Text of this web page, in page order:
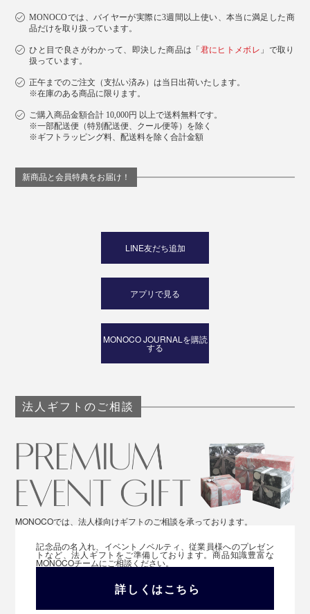
MONOCOでは、バイヤーが実際に3週間以上使い、本当に満足した商
品だけを取り扱っています。
ひと目で良さがわかって、即決した商品は「 君にヒトメボレ 」で取り
扱っています。
正午までのご注文（支払い済み）は当日出荷いたします。
※在庫のある商品に限ります。
ご購入商品金額合計 10,000円 以上で送料無料です。
※一部配送便（特別配送便、クール便等）を除く
※ギフトラッピング料、配送料を除く合計金額
新商品と会員特典をお届け！
LINE友だち追加
アプリで見る
MONOCO JOURNALを購読
する
法人ギフトのご相談
MONOCOでは、法人様向けギフトのご相談を承っております。
記念品の名入れ、イベントノベルティ、従業員様へのプレゼン
トなど、法人ギフトをご準備しております。商品知識豊富な
MONOCOチームにご相談ください。
詳しくはこちら